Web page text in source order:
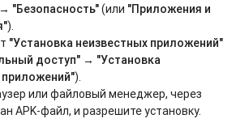
→ "Безопасность"(или "Приложения и
).
"Установка неизвестных приложений"
доступ" → "Установка
приложений").
или файловый менеджер, через
APK-файл, и разрешите установку.